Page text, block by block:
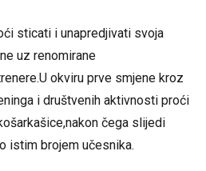
sticati i unapredjivati svoja
uz renomirane
okviru prve smjene kroz
i društvenih aktivnosti proći
čega slijedi
istim brojem učesnika.